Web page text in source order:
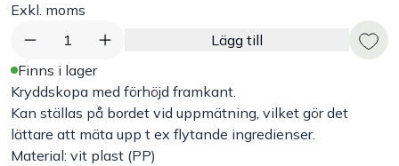
Arbetskläder
Plåtbyte
Exkl. moms
1
Lägg till
Finns i lager
Kryddskopa med förhöjd framkant.
Kan ställas på bordet vid uppmätning, vilket gör det
lättare att mäta upp t ex flytande ingredienser.
Material: vit plast (PP)